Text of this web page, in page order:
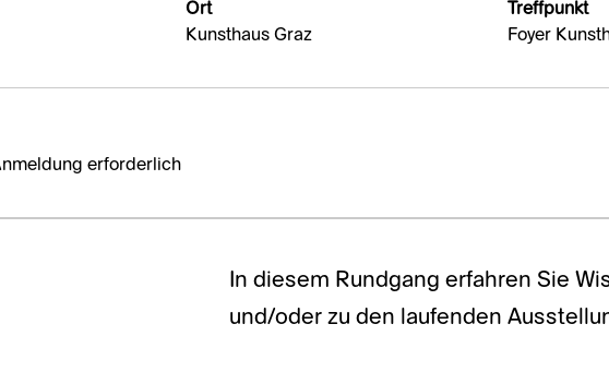
Ort
Kunsthaus Graz
Treffpunkt
Foyer
erforderlich
In diesem Rundgang erfahren Sie
und/oder zu den laufenden